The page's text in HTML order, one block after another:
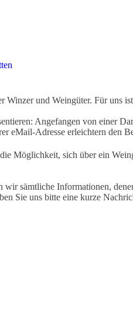
und Weingüter. Für uns
Angefangen von einer
eMail-Adresse erleichtern den
Möglichkeit, sich über ein
sämtliche Informationen,
Sie uns bitte eine kurze